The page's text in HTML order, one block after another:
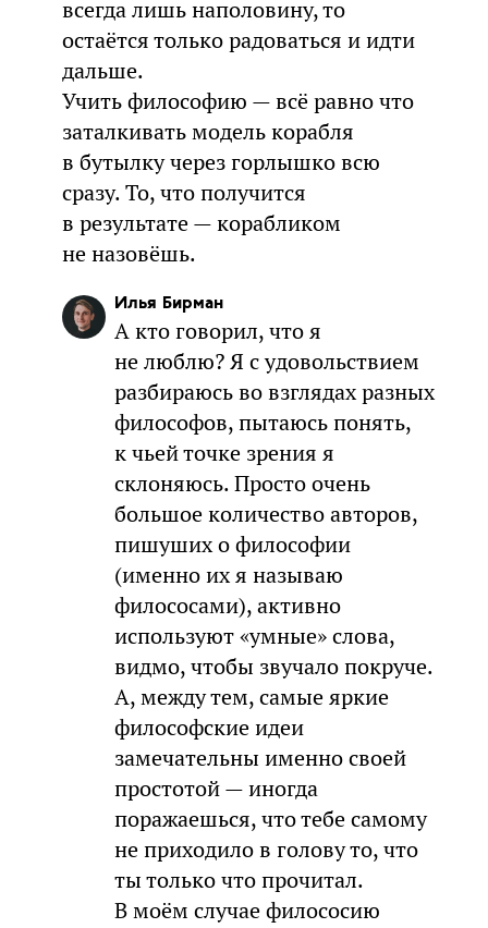
всегда лишь наполовину, то
остаётся только радоваться и идти
дальше.
Учить философию — всё равно что
заталкивать модель корабля
в бутылку через горлышко всю
сразу. То, что получится
в результате — корабликом
не назовёшь.
Илья Бирман
А кто говорил, что я
не люблю? Я с удовольствием
разбираюсь во взглядах разных
философов, пытаюсь понять,
к чьей точке зрения я
склоняюсь. Просто очень
большое количество авторов,
пишуших о философии
(именно их я называю
филососами), активно
используют «умные» слова,
видмо, чтобы звучало покруче.
А, между тем, самые яркие
философские идеи
замечательны именно своей
простотой — иногда
поражаешься, что тебе самому
не приходило в голову то, что
ты только что прочитал.
В моём случае филососию